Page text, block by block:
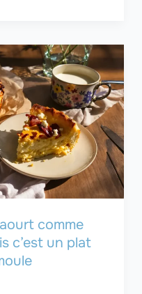
comme
c’est un plat